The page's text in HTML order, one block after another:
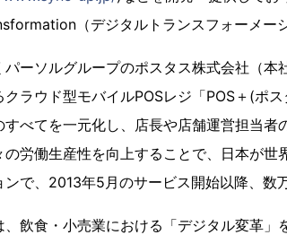
（デジタルトランスフォーメー
ーソルグループのポスタス株式会社（本
ラウド型モバイルPOSレジ「POS＋(ポ
すべてを一元化し、店長や店舗運営担当
の労働生産性を向上することで、日本が
で、2013年5月のサービス開始以降、数
飲食・小売業における「デジタル変革」